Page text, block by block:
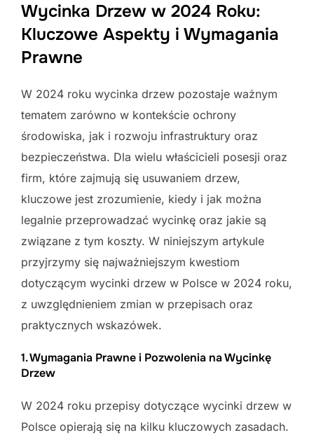
Wycinka Drzew w 2024 Roku:
Kluczowe Aspekty i Wymagania
Prawne
W 2024 roku wycinka drzew pozostaje ważnym
tematem zarówno w kontekście ochrony
środowiska, jak i rozwoju infrastruktury oraz
bezpieczeństwa. Dla wielu właścicieli posesji oraz
firm, które zajmują się usuwaniem drzew,
kluczowe jest zrozumienie, kiedy i jak można
legalnie przeprowadzać wycinkę oraz jakie są
związane z tym koszty. W niniejszym artykule
przyjrzymy się najważniejszym kwestiom
dotyczącym wycinki drzew w Polsce w 2024 roku,
z uwzględnieniem zmian w przepisach oraz
praktycznych wskazówek.
1. Wymagania Prawne i Pozwolenia na Wycinkę
Drzew
W 2024 roku przepisy dotyczące wycinki drzew w
Polsce opierają się na kilku kluczowych zasadach.